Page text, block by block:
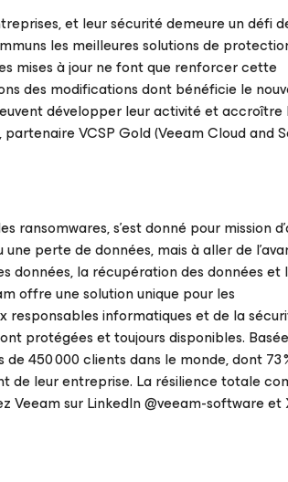
et leur sécurité demeure un défi
les meilleures solutions de
mises à jour ne font que renforcer cette
des modifications dont bénéficie le
développer leur activité et accroître
VCSP Gold (Veeam Cloud and
s’est donné pour mission
perte de données, mais à aller de
données, la récupération des données et
offre une solution unique pour les
responsables informatiques et de la
protégées et toujours disponibles.
450 000 clients dans le monde, dont 73
de leur entreprise. La résilience totale
Veeam sur LinkedIn @veeam-software et